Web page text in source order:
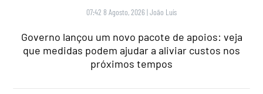
07:42 8 Agosto, 2026 |João Luís
Governo lançou um novo pacote de apoios: veja
que medidas podem ajudar a aliviar custos nos
próximos tempos